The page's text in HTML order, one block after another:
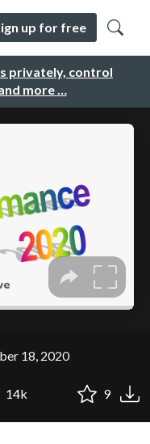
privately, control
more …
up for free
18, 2020
14k 9